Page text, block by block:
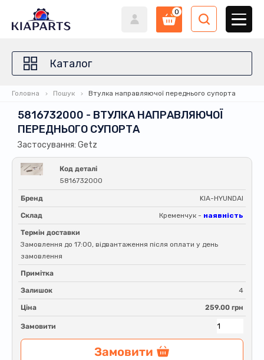
0
Каталог
Головна Пошук Втулка направляючої переднього супорта
5816732000 - ВТУЛКА НАПРАВЛЯЮЧОЇ
ПЕРЕДНЬОГО СУПОРТА
Застосування: Getz
Код деталі
5816732000
Бренд KIA-HYUNDAI
Склад Кременчук - наявність
Термін доставки
Замовлення до 17:00, відвантаження після оплати у день
замовлення
Примітка
Залишок 4
Ціна 259.00 грн
Замовити
Замовити